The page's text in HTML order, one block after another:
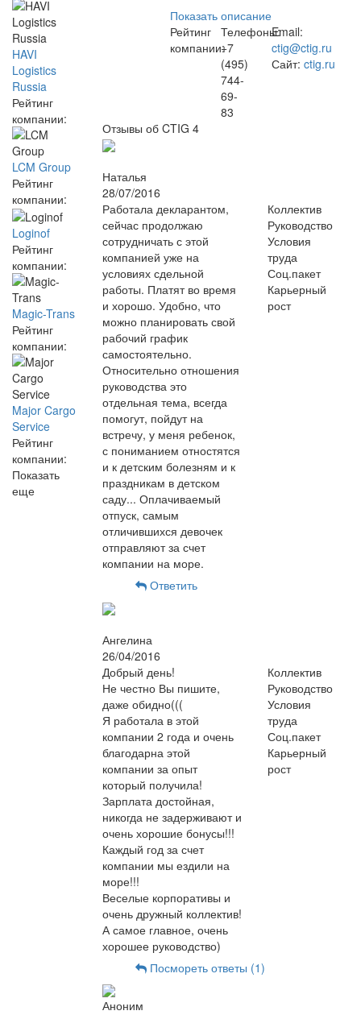
HAVI
Logistics
Russia
Рейтинг
компании:
LCM Group
Рейтинг
компании:
Loginof
Рейтинг
компании:
Magic-Trans
Рейтинг
компании:
Major Cargo
Service
Рейтинг
компании:
Показать
еще
Показать описание
Рейтинг
компании:
Телефоны:
+7
(495)
744-
69-
83
Email:
ctig@ctig.ru
Сайт: ctig.ru
Отзывы об CTIG 4
Наталья
28/07/2016
Работала декларантом,
сейчас продолжаю
сотрудничать с этой
компанией уже на
условиях сдельной
работы. Платят во время
и хорошо. Удобно, что
можно планировать свой
рабочий график
самостоятельно.
Относительно отношения
руководства это
отдельная тема, всегда
помогут, пойдут на
встречу, у меня ребенок,
с пониманием отностятся
и к детским болезням и к
праздникам в детском
саду... Оплачиваемый
отпуск, самым
отличившихся девочек
отправляют за счет
компании на море.
Коллектив
Руководство
Условия
труда
Соц.пакет
Карьерный
рост
Ответить
Ангелина
26/04/2016
Добрый день!
Не честно Вы пишите,
даже обидно(((
Я работала в этой
компании 2 года и очень
благодарна этой
компании за опыт
который получила!
Зарплата достойная,
никогда не задерживают и
очень хорошие бонусы!!!
Каждый год за счет
компании мы ездили на
море!!!
Веселые корпоративы и
очень дружный коллектив!
А самое главное, очень
хорошее руководство)
Коллектив
Руководство
Условия
труда
Соц.пакет
Карьерный
рост
Посмореть ответы (1)
Аноним